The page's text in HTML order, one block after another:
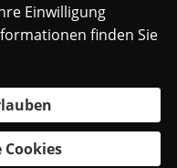
Einwilligung
finden Sie